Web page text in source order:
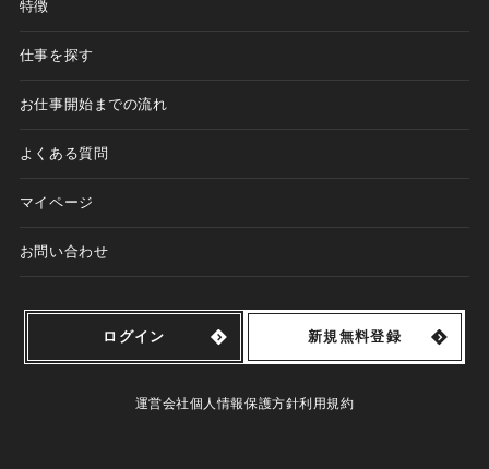
特徴
仕事を探す
お仕事開始までの流れ
よくある質問
マイページ
お問い合わせ
ログイン 新規無料登録
運営会社個人情報保護方針利用規約